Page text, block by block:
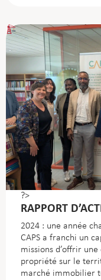
?>
RAPPORT
2024 : une année
CAPS a franchi un
missions d’offrir
propriété sur le
marché immobilier